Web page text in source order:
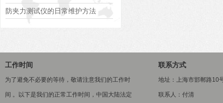
防夹力测试仪的日常维护方法
工作时间
为了避免不必要的等待，敬请注意我们的工作时
间 。以下是我们的正常工作时间，中国大陆法定
联系方式
地址：上海市邯郸路10
联系人：付清